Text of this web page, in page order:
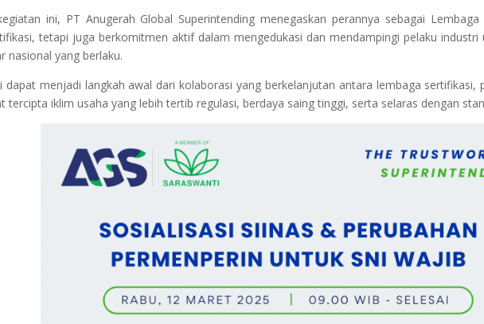
ini, PT Anugerah Global Superintending menegaskan perannya sebagai
tetapi juga berkomitmen aktif dalam mengedukasi dan mendampingi pelaku
nasional yang berlaku.
dapat menjadi langkah awal dari kolaborasi yang berkelanjutan antara lembaga
tercipta iklim usaha yang lebih tertib regulasi, berdaya saing tinggi, serta selaras dengan